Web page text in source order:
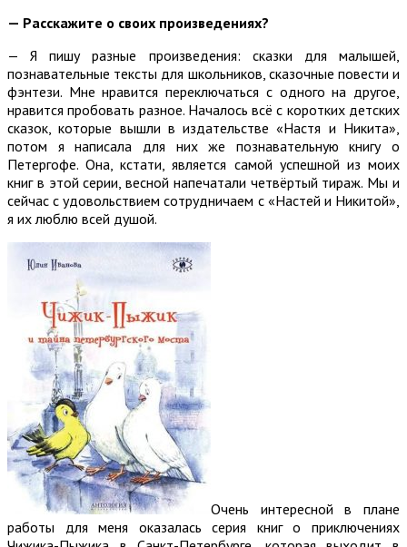
— Расскажите о своих произведениях?
— Я пишу разные произведения: сказки для малышей,
познавательные тексты для школьников, сказочные повести и
фэнтези. Мне нравится переключаться с одного на другое,
нравится пробовать разное. Началось всё с коротких детских
сказок, которые вышли в издательстве «Настя и Никита»,
потом я написала для них же познавательную книгу о
Петергофе. Она, кстати, является самой успешной из моих
книг в этой серии, весной напечатали четвёртый тираж. Мы и
сейчас с удовольствием сотрудничаем с «Настей и Никитой»,
я их люблю всей душой.
Очень интересной в плане
работы для меня оказалась серия книг о приключениях